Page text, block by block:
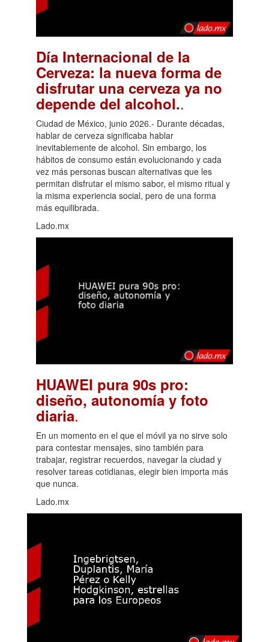
Día Internacional de la
Cerveza: la nueva forma de
disfrutar una cerveza ya no
depende del alcohol..
Ciudad de México, junio 2026.- Durante décadas,
hablar de cerveza significaba hablar
inevitablemente de alcohol. Sin embargo, los
hábitos de consumo están evolucionando y cada
vez más personas buscan alternativas que les
permitan disfrutar el mismo sabor, el mismo ritual y
la misma experiencia social, pero de una forma
más equilibrada.
Lado.mx
HUAWEI pura 90s pro:
diseño, autonomía y foto
diaria.
En un momento en el que el móvil ya no sirve solo
para contestar mensajes, sino también para
trabajar, registrar recuerdos, navegar la ciudad y
resolver tareas cotidianas, elegir bien importa más
que nunca.
Lado.mx